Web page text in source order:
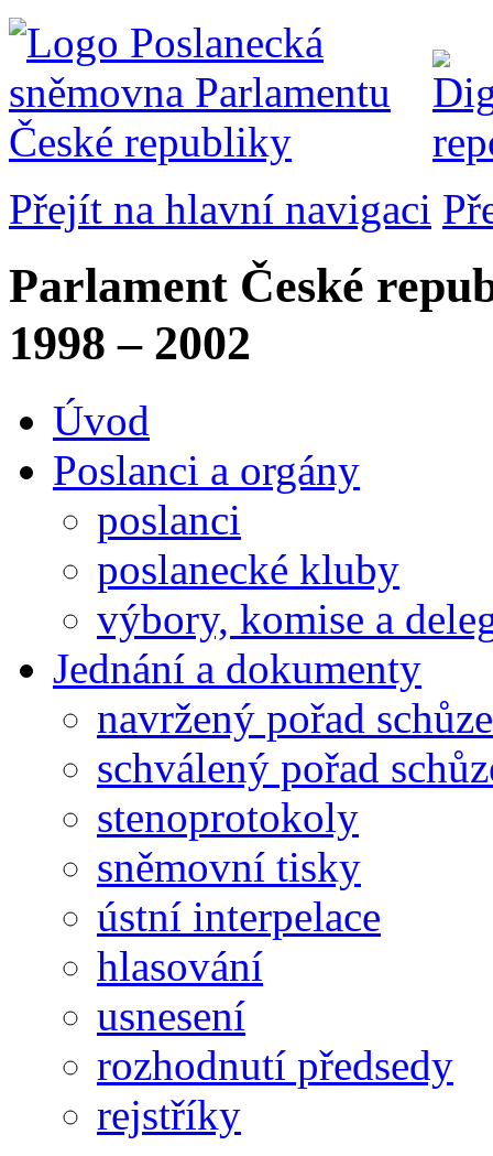
Přejít na hlavní navigaci
Parlament České
1998 – 2002
Úvod
Poslanci a orgány
poslanci
poslanecké kluby
výbory, komise a
Jednání a dokumenty
navržený pořad schůze
schválený pořad
stenoprotokoly
sněmovní tisky
ústní interpelace
hlasování
usnesení
rozhodnutí předsedy
rejstříky